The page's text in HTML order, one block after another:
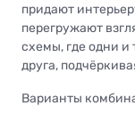
придают
перегружают
схемы, где одни и
друга,
Варианты